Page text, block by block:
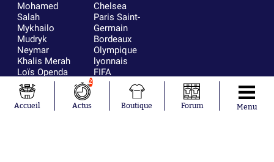
Mohamed
Salah
Mykhailo
Mudryk
Neymar
Khalis Merah
Loïs Openda
Moussa
Niakhaté
Nicolás
Chelsea
Paris Saint-
Germain
Bordeaux
Olympique
lyonnais
FIFA
Real Madrid
RC Strasbourg
AC Milan
Accueil
2
Actus Boutique Forum Menu